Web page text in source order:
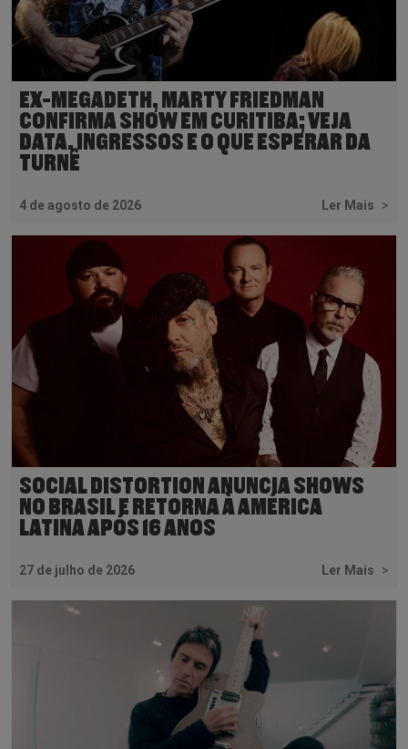
EX-MEGADETH, MARTY FRIEDMAN
CONFIRMA SHOW EM CURITIBA; VEJA
DATA, INGRESSOS E O QUE ESPERAR DA
TURNÊ
4 de agosto de 2026 Ler Mais >
SOCIAL DISTORTION ANUNCIA SHOWS
NO BRASIL E RETORNA À AMÉRICA
LATINA APÓS 16 ANOS
27 de julho de 2026 Ler Mais >